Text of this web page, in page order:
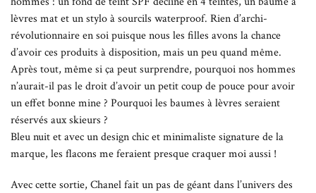
lèvres mat et un stylo à sourcils waterproof. Rien d’archi-
révolutionnaire en soi puisque nous les filles avons la chance
d’avoir ces produits à disposition, mais un peu quand même.
Après tout, même si ça peut surprendre, pourquoi nos hommes
n’aurait-il pas le droit d’avoir un petit coup de pouce pour avoir
un effet bonne mine ? Pourquoi les baumes à lèvres seraient
réservés aux skieurs ?
Bleu nuit et avec un design chic et minimaliste signature de la
marque, les flacons me feraient presque craquer moi aussi !
Avec cette sortie, Chanel fait un pas de géant dans l’univers des